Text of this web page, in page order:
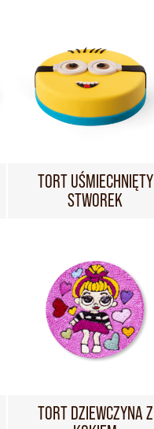
TORT UŚMIECHNIĘTY
STWOREK
TORT DZIEWCZYNA Z